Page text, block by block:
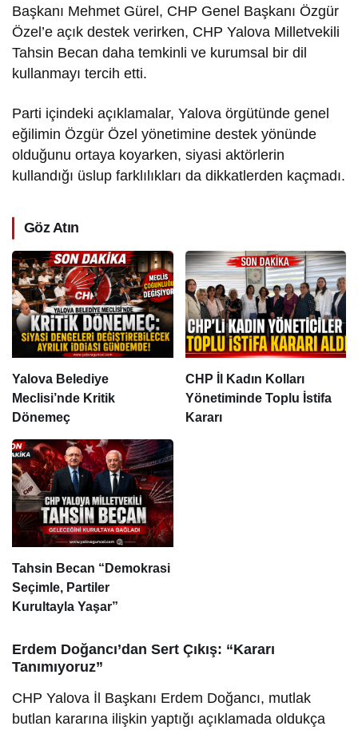
Başkanı Mehmet Gürel, CHP Genel Başkanı Özgür
Özel’e açık destek verirken, CHP Yalova Milletvekili
Tahsin Becan daha temkinli ve kurumsal bir dil
kullanmayı tercih etti.
Parti içindeki açıklamalar, Yalova örgütünde genel
eğilimin Özgür Özel yönetimine destek yönünde
olduğunu ortaya koyarken, siyasi aktörlerin
kullandığı üslup farklılıkları da dikkatlerden kaçmadı.
Göz Atın
Yalova Belediye
Meclisi’nde Kritik
Dönemeç
CHP İl Kadın Kolları
Yönetiminde Toplu İstifa
Kararı
Tahsin Becan “Demokrasi
Seçimle, Partiler
Kurultayla Yaşar”
Erdem Doğancı’dan Sert Çıkış: “Kararı
Tanımıyoruz”
CHP Yalova İl Başkanı Erdem Doğancı, mutlak
butlan kararına ilişkin yaptığı açıklamada oldukça